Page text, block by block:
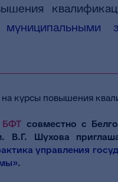
муниципальными
БФТ совместно с
В.Г. Шухова
управления
.